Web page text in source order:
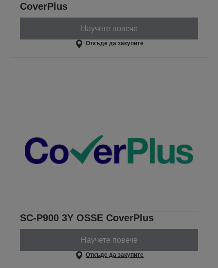
CoverPlus
Научете повече
Откъде да закупите
SC-P900 3Y OSSE CoverPlus
Научете повече
Откъде да закупите